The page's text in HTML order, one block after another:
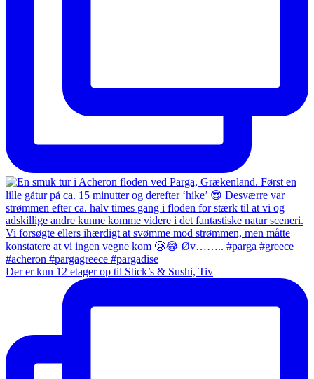
Der er kun 12 etager op til Stick’s & Sushi, Tiv